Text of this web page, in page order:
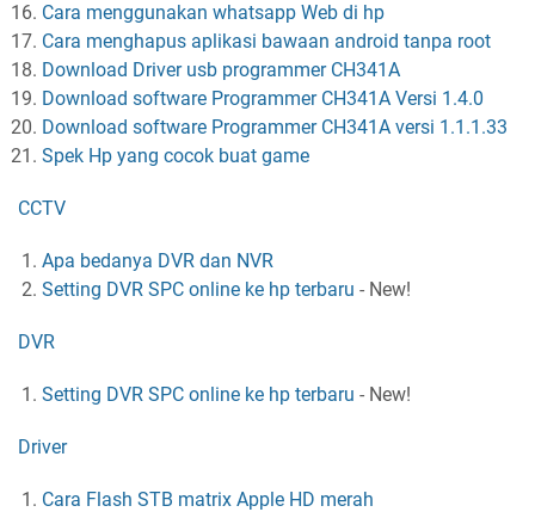
Cara menggunakan whatsapp Web di hp
Cara menghapus aplikasi bawaan android tanpa root
Download Driver usb programmer CH341A
Download software Programmer CH341A Versi 1.4.0
Download software Programmer CH341A versi 1.1.1.33
Spek Hp yang cocok buat game
CCTV
Apa bedanya DVR dan NVR
Setting DVR SPC online ke hp terbaru - New!
DVR
Setting DVR SPC online ke hp terbaru - New!
Driver
Cara Flash STB matrix Apple HD merah